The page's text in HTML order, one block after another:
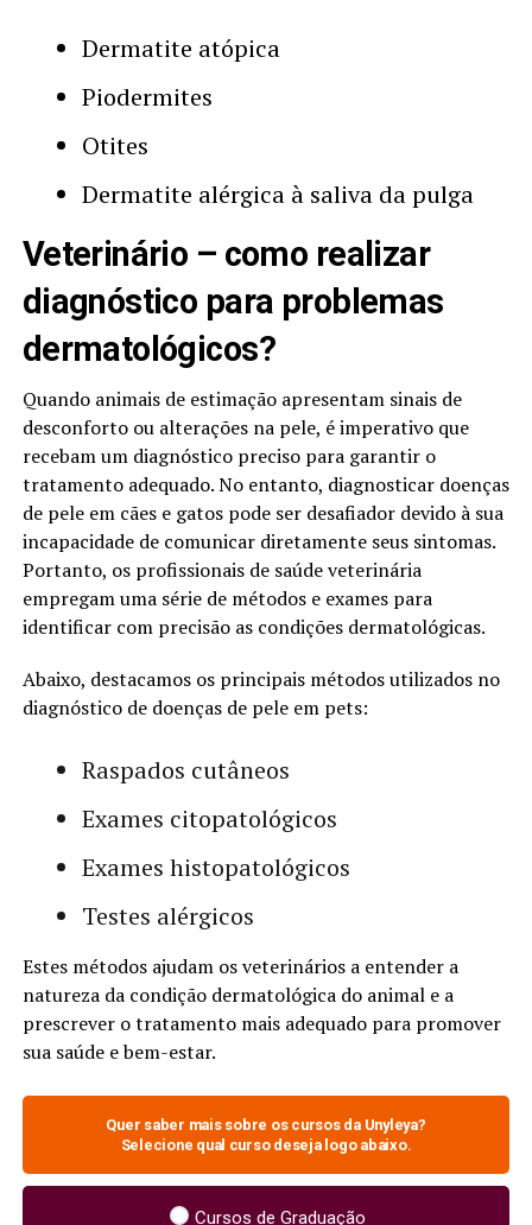
Dermatite atópica
Piodermites
Otites
Dermatite alérgica à saliva da pulga
Veterinário – como realizar
diagnóstico para problemas
dermatológicos?
Quando animais de estimação apresentam sinais de
desconforto ou alterações na pele, é imperativo que
recebam um diagnóstico preciso para garantir o
tratamento adequado. No entanto, diagnosticar doenças
de pele em cães e gatos pode ser desafiador devido à sua
incapacidade de comunicar diretamente seus sintomas.
Portanto, os profissionais de saúde veterinária
empregam uma série de métodos e exames para
identificar com precisão as condições dermatológicas.
Abaixo, destacamos os principais métodos utilizados no
diagnóstico de doenças de pele em pets:
Raspados cutâneos
Exames citopatológicos
Exames histopatológicos
Testes alérgicos
Estes métodos ajudam os veterinários a entender a
natureza da condição dermatológica do animal e a
prescrever o tratamento mais adequado para promover
sua saúde e bem-estar.
Quer saber mais sobre os cursos da Unyleya?
Selecione qual curso deseja logo abaixo.
Cursos de Graduação